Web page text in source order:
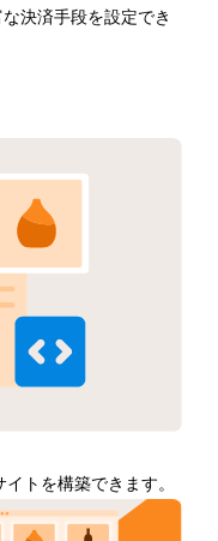
決済手段を設定でき
トを構築できます。